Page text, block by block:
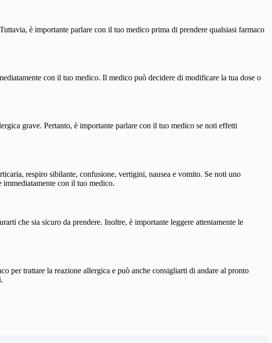
è importante parlare con il tuo medico prima di prendere qualsiasi farmaco
con il tuo medico. Il medico può decidere di modificare la tua dose o
grave. Pertanto, è importante parlare con il tuo medico se noti effetti
respiro sibilante, confusione, vertigini, nausea e vomito. Se noti uno
con il tuo medico.
che sia sicuro da prendere. Inoltre, è importante leggere attentamente le
per trattare la reazione allergica e può anche consigliarti di andare al pronto